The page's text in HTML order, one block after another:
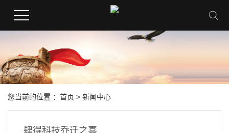
您当前的位置 ： 首页 > 新闻中心
肆得科技乔迁之喜